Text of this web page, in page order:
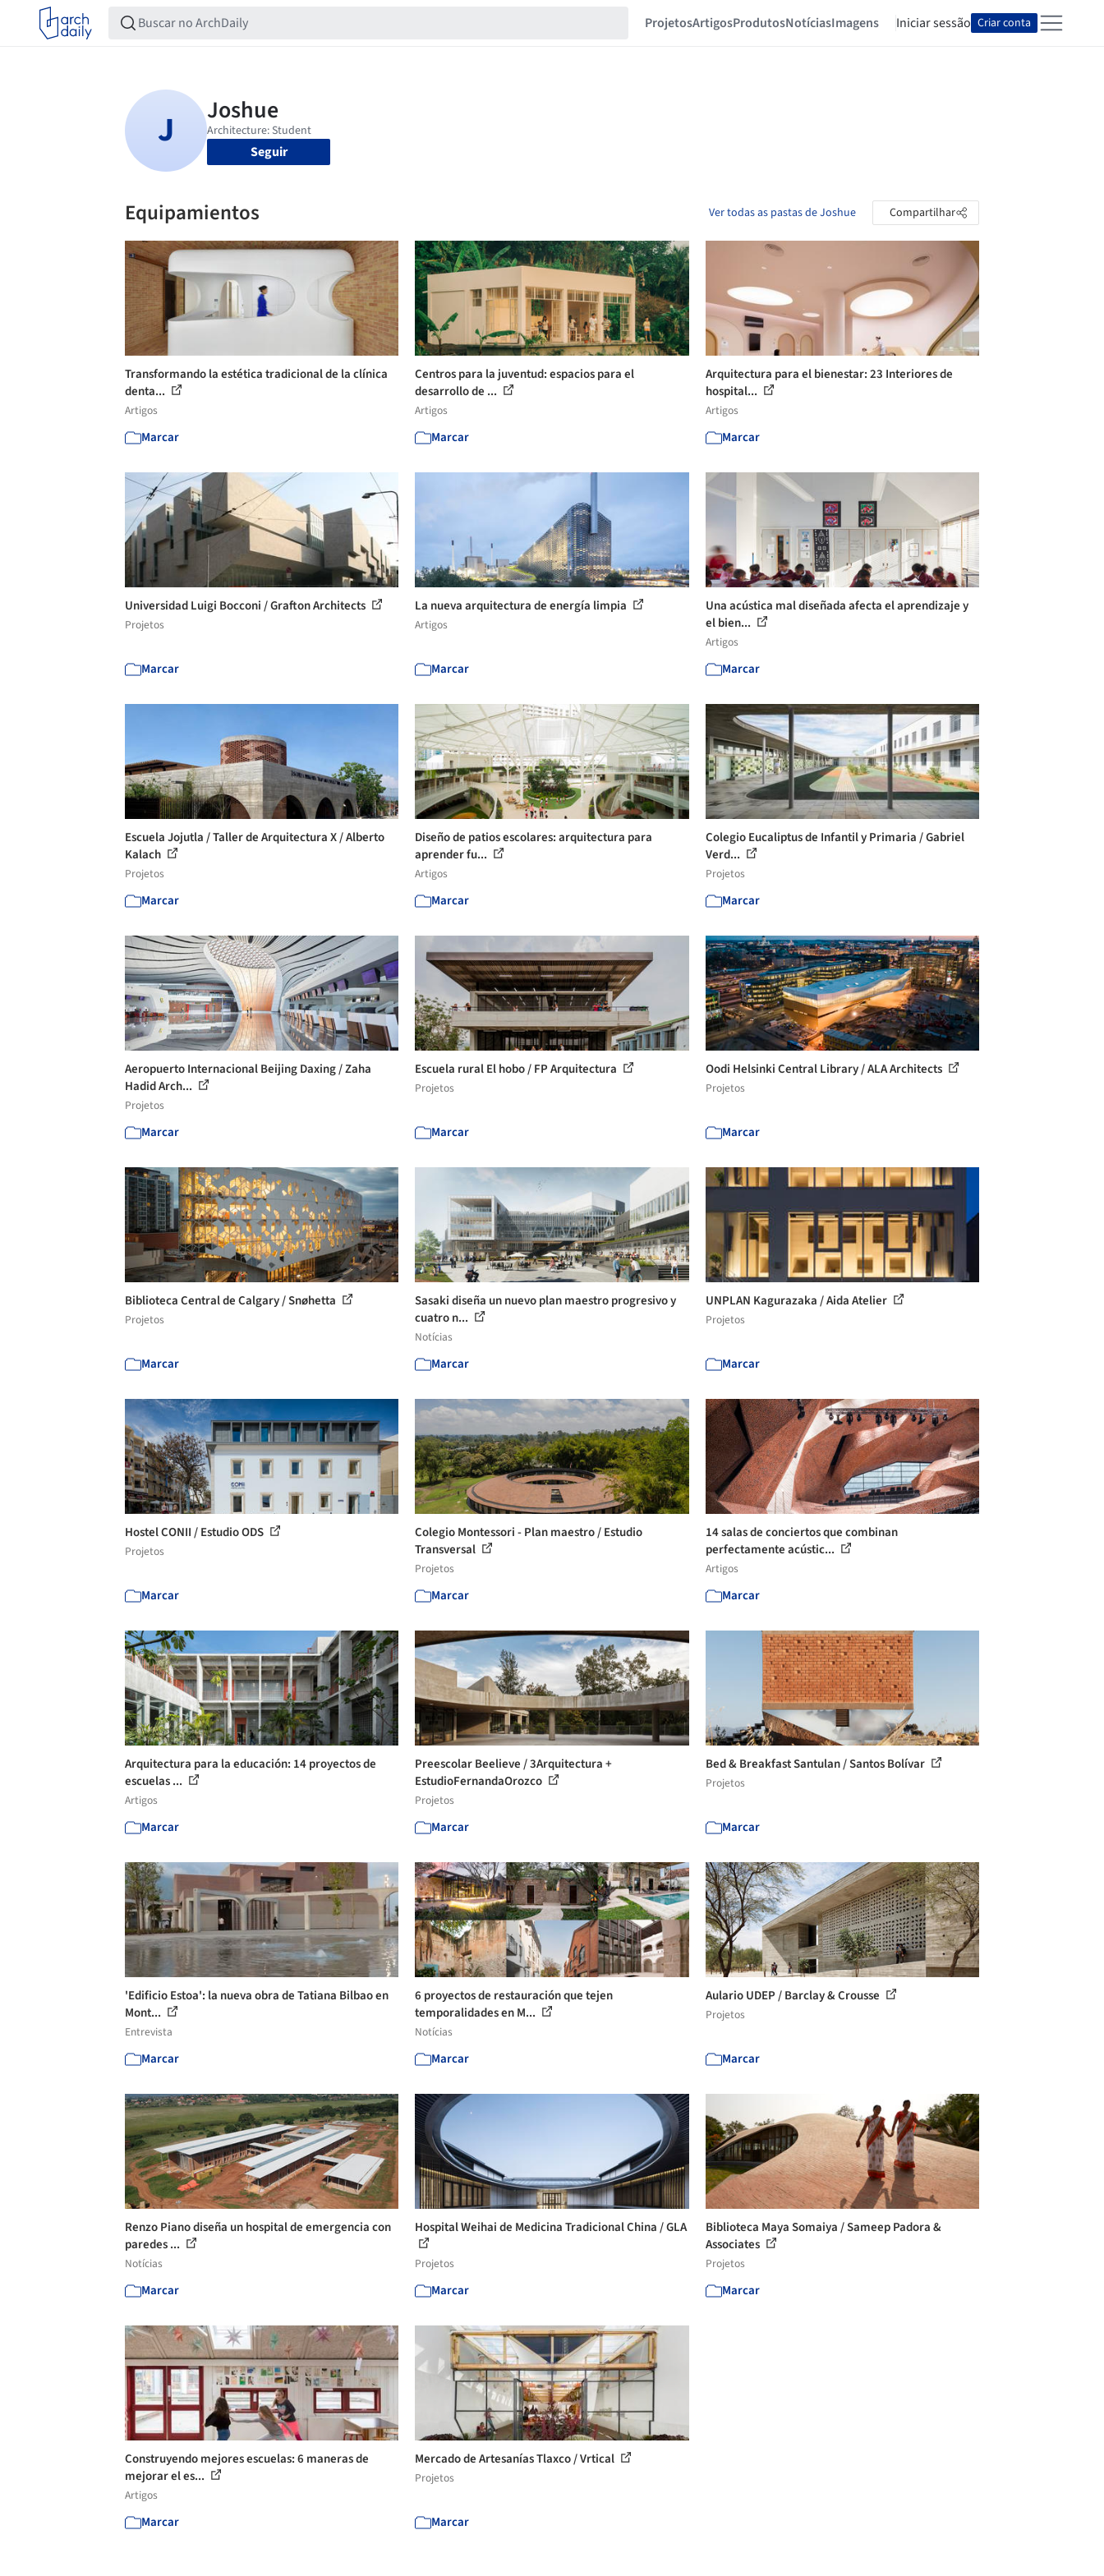
ProjetosArtigosProdutosNotíciasImagens Iniciar sessão Criar conta
Seguir
Equipamientos Ver todas as pastas de Joshue Compartilhar
Transformando la estética tradicional de la clínica
denta...
Artigos
Marcar
Centros para la juventud: espacios para el
desarrollo de ...
Artigos
Marcar
Arquitectura para el bienestar: 23 Interiores de
hospital...
Artigos
Marcar
Universidad Luigi Bocconi / Grafton Architects
Projetos
Marcar
La nueva arquitectura de energía limpia
Artigos
Marcar
Una acústica mal diseñada afecta el aprendizaje y
el bien...
Artigos
Marcar
Escuela Jojutla / Taller de Arquitectura X / Alberto
Kalach
Projetos
Marcar
Diseño de patios escolares: arquitectura para
aprender fu...
Artigos
Marcar
Colegio Eucaliptus de Infantil y Primaria / Gabriel
Verd...
Projetos
Marcar
Aeropuerto Internacional Beijing Daxing / Zaha
Hadid Arch...
Projetos
Marcar
Escuela rural El hobo / FP Arquitectura
Projetos
Marcar
Oodi Helsinki Central Library / ALA Architects
Projetos
Marcar
Biblioteca Central de Calgary / Snøhetta
Projetos
Marcar
Sasaki diseña un nuevo plan maestro progresivo y
cuatro n...
Notícias
Marcar
UNPLAN Kagurazaka / Aida Atelier
Projetos
Marcar
Hostel CONII / Estudio ODS
Projetos
Marcar
Colegio Montessori - Plan maestro / Estudio
Transversal
Projetos
Marcar
14 salas de conciertos que combinan
perfectamente acústic...
Artigos
Marcar
Arquitectura para la educación: 14 proyectos de
escuelas ...
Artigos
Marcar
Preescolar Beelieve / 3Arquitectura +
EstudioFernandaOrozco
Projetos
Marcar
Bed & Breakfast Santulan / Santos Bolívar
Projetos
Marcar
'Edificio Estoa': la nueva obra de Tatiana Bilbao en
Mont...
Entrevista
Marcar
6 proyectos de restauración que tejen
temporalidades en M...
Notícias
Marcar
Aulario UDEP / Barclay & Crousse
Projetos
Marcar
Renzo Piano diseña un hospital de emergencia con
paredes ...
Notícias
Marcar
Hospital Weihai de Medicina Tradicional China / GLA
Projetos
Marcar
Biblioteca Maya Somaiya / Sameep Padora &
Associates
Projetos
Marcar
Construyendo mejores escuelas: 6 maneras de
mejorar el es...
Artigos
Marcar
Mercado de Artesanías Tlaxco / Vrtical
Projetos
Marcar